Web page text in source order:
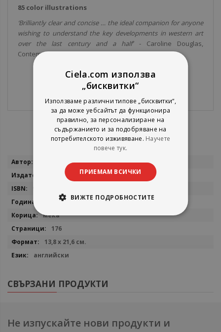
85 color illustrations
‘Brilliantly clear and concise … the ideal companion for anyone
wishing to understand the key developments in western art
over the last century and a half’- Caroline Douglas,
Contemporary Art Society
Повече
Amy Dempsey
Thames & Hudson
2018
мека
176
13,8 х 21,6 см.
английски
СВЪРЗАНИ ПРОДУКТИ
Не изпускайте нови продукти и
Ciela.com използва
„бисквитки“
Използваме различни типове „бисквитки“,
за да може уебсайтът да функционира
правилно, за персонализиране на
съдържанието и за подобряване на
потребителското изживяване. Научете
повече тук.
ПРИЕМАМ ВСИЧКИ
ВИЖТЕ ПОДРОБНОСТИТЕ